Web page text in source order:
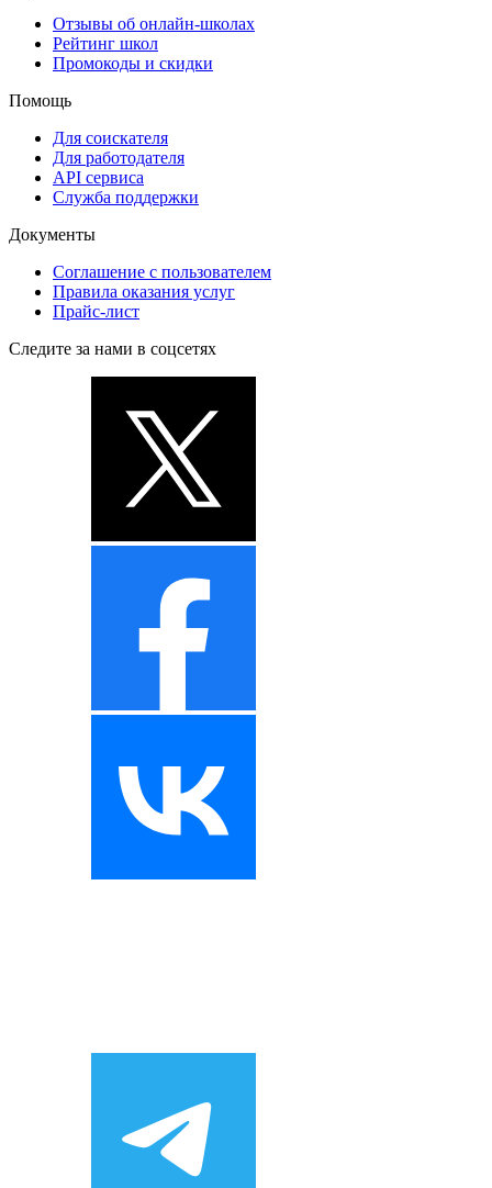
Отзывы об онлайн-школах
Рейтинг школ
Промокоды и скидки
Помощь
Для соискателя
Для работодателя
API сервиса
Служба поддержки
Документы
Соглашение с пользователем
Правила оказания услуг
Прайс-лист
Следите за нами в соцсетях